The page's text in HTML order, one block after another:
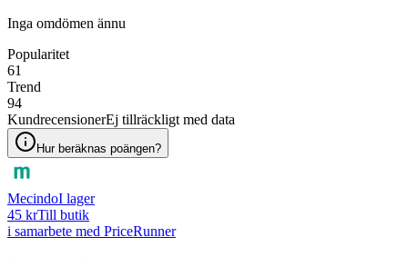
Inga omdömen ännu
Popularitet
61
Trend
94
KundrecensionerEj tillräckligt med data
Hur beräknas poängen?
MecindoI lager
45 krTill butik
i samarbete med PriceRunner